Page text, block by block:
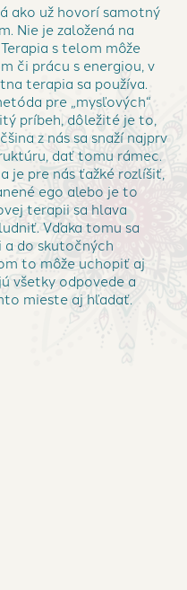
ako už hovorí samotný
Nie je založená na
s telom môže
či prácu s energiou, v
terapia sa používa.
pre „mysľových“
príbeh, dôležité je to,
z nás sa snaží najprv
dať tomu rámec.
je pre nás ťažké rozlíšiť,
ego alebo je to
terapii sa hlava
Vďaka tomu sa
do skutočných
to môže uchopiť aj
všetky odpovede a
mieste aj hľadať.